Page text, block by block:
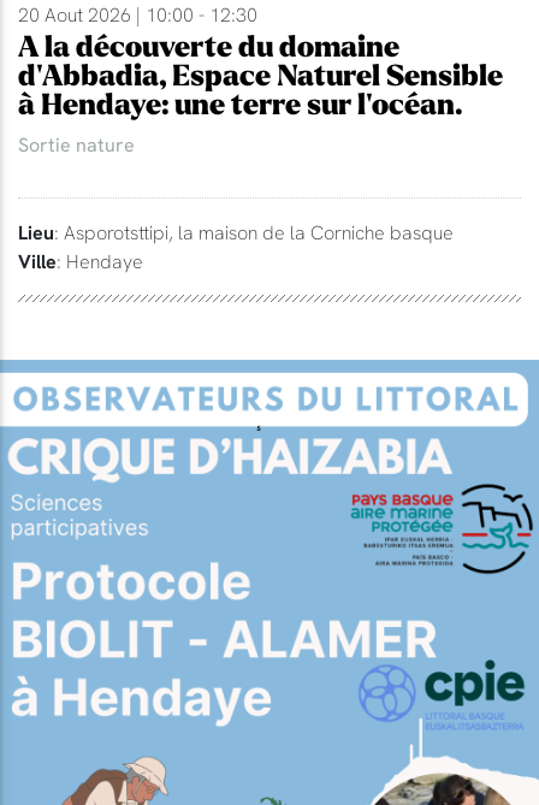
20 Aout 2026 | 10:00 - 12:30
A la découverte du domaine
d'Abbadia, Espace Naturel Sensible
à Hendaye: une terre sur l'océan.
Sortie nature
Lieu: Asporotsttipi, la maison de la Corniche basque
Ville: Hendaye